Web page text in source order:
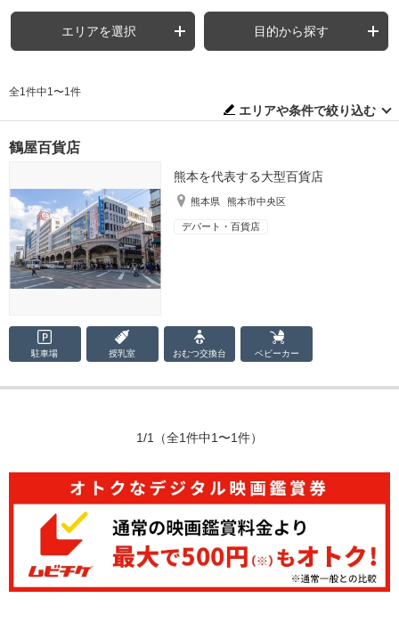
エリアを選択 目的から探す
全1件中1〜1件
エリアや条件で絞り込む
鶴屋百貨店
熊本を代表する大型百貨店
熊本県 熊本市中央区
デパート・百貨店
駐車場 授乳室 おむつ交換台 ベビーカー
1/1 （全1件中1〜1件）